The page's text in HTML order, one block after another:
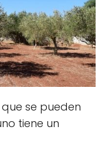
se pueden
tiene un